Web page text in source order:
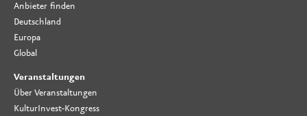
Anbieter finden
Deutschland
Europa
Global
Veranstaltungen
Über Veranstaltungen
KulturInvest-Kongress